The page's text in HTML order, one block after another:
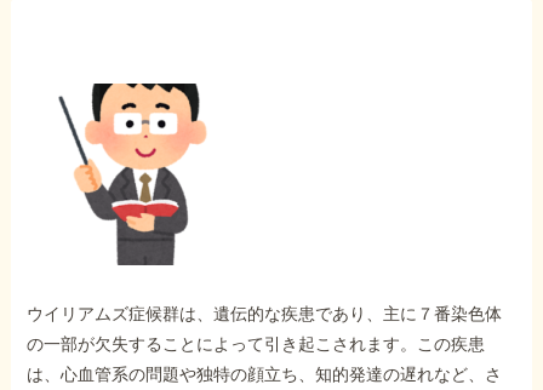
ご相談事例をみる
外出困難でもOK
非対面で申請できる
ホーム
ウイリアムズ症候群は、遺伝的な疾患であり、主に７番染色体
の一部が欠失することによって引き起こされます。この疾患
は、心血管系の問題や独特の顔立ち、知的発達の遅れなど、さ